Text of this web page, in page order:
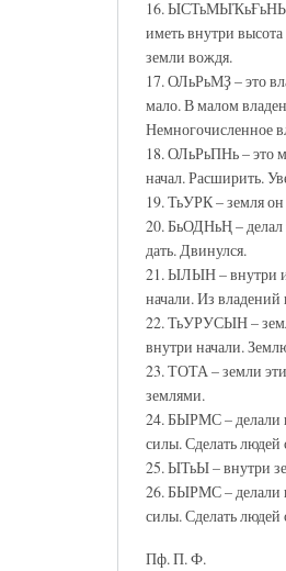
16. ЫСТьМЫҠьҒьНЬ
иметь внутри
земли вождя.
17. ОЛьРьМҘ – это
мало. В малом
Немногочисленное
18. ОЛьРьПНь – это
начал. Расширить.
19. ТьУРК – земля
20. БьОДНьҢ – делал
дать. Двинулся.
21. ЫЛЫН – внутри
начали. Из владений
22. ТьУРУСЫН –
внутри начали.
23. ТОТА – земли
землями.
24. БЫРМС – делали
силы. Сделать
25. ЫТьЫ – внутри
26. БЫРМС – делали
силы. Сделать людей
Пф. П. Ф.